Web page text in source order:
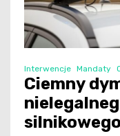
Interwencje Mandaty
Ciemny
silnikowego